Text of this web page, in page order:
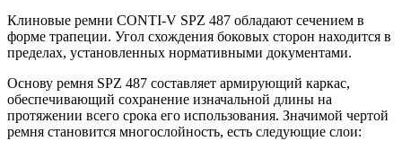
Клиновые ремни CONTI-V SPZ 487 обладают сечением в
форме трапеции. Угол схождения боковых сторон находится в
пределах, установленных нормативными документами.
Основу ремня SPZ 487 составляет армирующий каркас,
обеспечивающий сохранение изначальной длины на
протяжении всего срока его использования. Значимой чертой
ремня становится многослойность, есть следующие слои: